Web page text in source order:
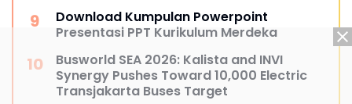
Download Kumpulan Powerpoint
Presentasi PPT Kurikulum Merdeka
Busworld SEA 2026: Kalista and INVI
Synergy Pushes Toward 10,000 Electric
Transjakarta Buses Target